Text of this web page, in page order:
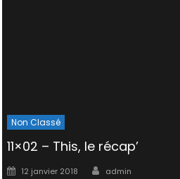
Non Classé
11×02 – This, le récap’
Posted
12 janvier 2018 Author
admin